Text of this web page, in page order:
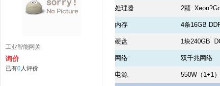
工业智能网关
询价
已有0人评价
处理器 2颗
内存 4条16GB
硬盘 1块240GB
网络 双千兆网络
电源 550W（1+1